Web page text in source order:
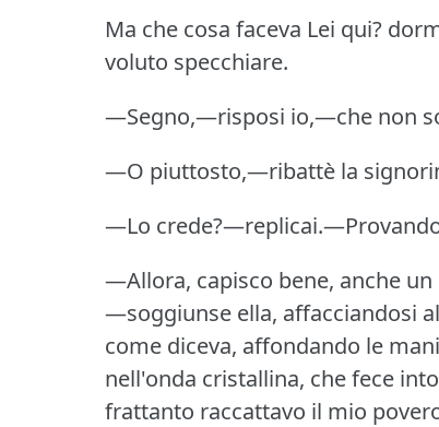
Ma che cosa faceva Lei qui?
voluto specchiare.
—Segno,—risposi io,—che non
—O piuttosto,—ribattè la
—Lo
—Allora, capisco bene, anche
—soggiunse ella, affacciandosi
come diceva, affondando le
nell'onda cristallina, che fece
frattanto raccattavo il mio